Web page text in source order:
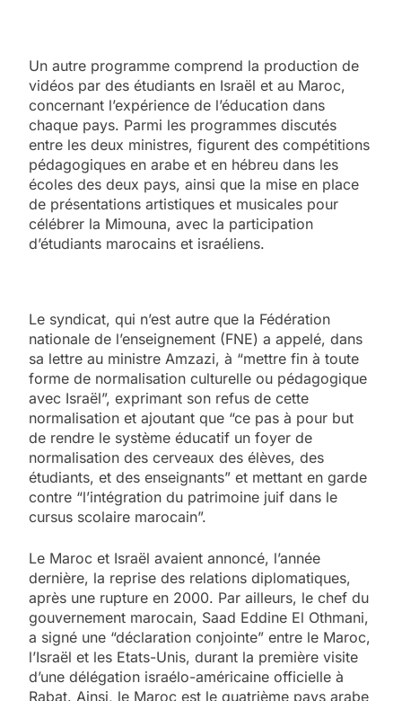
Un autre programme comprend la production de
vidéos par des étudiants en Israël et au Maroc,
concernant l’expérience de l’éducation dans
chaque pays. Parmi les programmes discutés
entre les deux ministres, figurent des compétitions
pédagogiques en arabe et en hébreu dans les
écoles des deux pays, ainsi que la mise en place
de présentations artistiques et musicales pour
célébrer la Mimouna, avec la participation
d’étudiants marocains et israéliens.
Le syndicat, qui n’est autre que la Fédération
nationale de l’enseignement (FNE) a appelé, dans
sa lettre au ministre Amzazi, à “mettre fin à toute
forme de normalisation culturelle ou pédagogique
avec Israël”, exprimant son refus de cette
normalisation et ajoutant que “ce pas à pour but
de rendre le système éducatif un foyer de
normalisation des cerveaux des élèves, des
étudiants, et des enseignants” et mettant en garde
contre “l’intégration du patrimoine juif dans le
cursus scolaire marocain”.
Le Maroc et Israël avaient annoncé, l’année
dernière, la reprise des relations diplomatiques,
après une rupture en 2000. Par ailleurs, le chef du
gouvernement marocain, Saad Eddine El Othmani,
a signé une “déclaration conjointe” entre le Maroc,
l’Israël et les Etats-Unis, durant la première visite
d’une délégation israélo-américaine officielle à
Rabat. Ainsi, le Maroc est le quatrième pays arabe